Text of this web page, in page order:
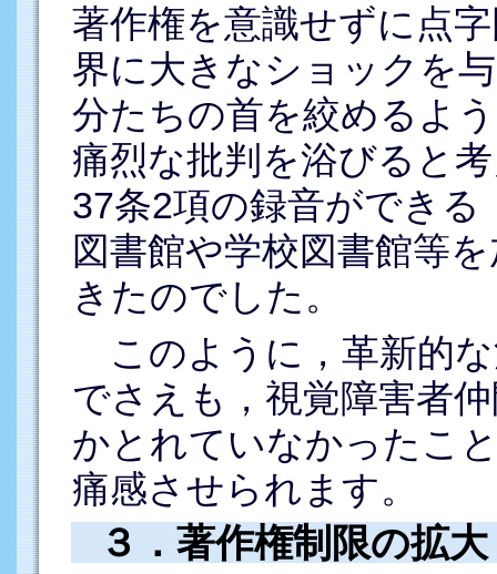
著作権を意識せずに点
界に大きなショックを
分たちの首を絞めるよ
痛烈な批判を浴びると
37条2項の録音ができ
図書館や学校図書館等
きたのでした。
このように，革新的
でさえも，視覚障害者
かとれていなかったこ
痛感させられます。
３．著作権制限の拡大